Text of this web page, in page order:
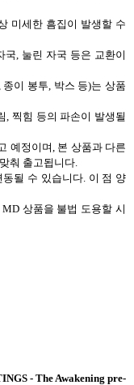
미세한 흠집이 발생할 수
국 눌린 자국 등은 교환이
종이 봉투 박스 등)는 상품
찍힘 등의 파손이 발생될
예정이며 본 상품과 다른
춰 출고됩니다
될 수 있습니다. 이 점 양
MD 상품을 불법 도용할 시
- The Awakening pre-